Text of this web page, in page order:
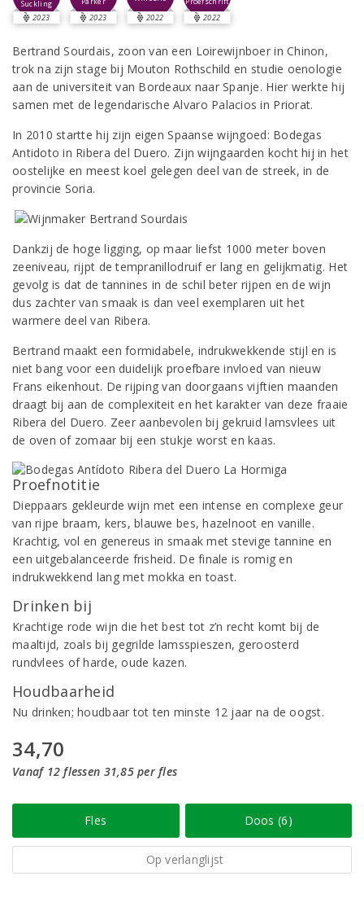
Suckling
2023 2023 2022 2022
Bertrand Sourdais, zoon van een Loirewijnboer in Chinon,
trok na zijn stage bij Mouton Rothschild en studie oenologie
aan de universiteit van Bordeaux naar Spanje. Hier werkte hij
samen met de legendarische Alvaro Palacios in Priorat.
In 2010 startte hij zijn eigen Spaanse wijngoed: Bodegas
Antidoto in Ribera del Duero. Zijn wijngaarden kocht hij in het
oostelijke en meest koel gelegen deel van de streek, in de
provincie Soria.
Dankzij de hoge ligging, op maar liefst 1000 meter boven
zeeniveau, rijpt de tempranillodruif er lang en gelijkmatig. Het
gevolg is dat de tannines in de schil beter rijpen en de wijn
dus zachter van smaak is dan veel exemplaren uit het
warmere deel van Ribera.
Bertrand maakt een formidabele, indrukwekkende stijl en is
niet bang voor een duidelijk proefbare invloed van nieuw
Frans eikenhout. De rijping van doorgaans vijftien maanden
draagt bij aan de complexiteit en het karakter van deze fraaie
Ribera del Duero. Zeer aanbevolen bij gekruid lamsvlees uit
de oven of zomaar bij een stukje worst en kaas.
Proefnotitie
Dieppaars gekleurde wijn met een intense en complexe geur
van rijpe braam, kers, blauwe bes, hazelnoot en vanille.
Krachtig, vol en genereus in smaak met stevige tannine en
een uitgebalanceerde frisheid. De finale is romig en
indrukwekkend lang met mokka en toast.
Drinken bij
Krachtige rode wijn die het best tot z’n recht komt bij de
maaltijd, zoals bij gegrilde lamsspieszen, geroosterd
rundvlees of harde, oude kazen.
Houdbaarheid
Nu drinken; houdbaar tot ten minste 12 jaar na de oogst.
34,70
Vanaf 12 flessen 31,85 per fles
Fles Doos (6)
Op verlanglijst